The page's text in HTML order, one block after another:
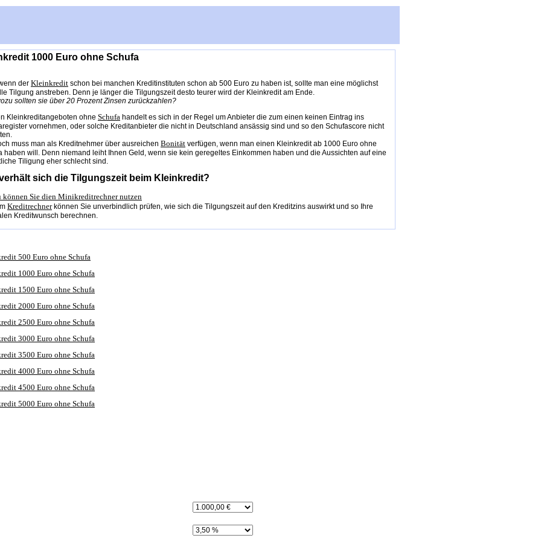
1000 Euro ohne Schufa
der Kleinkredit schon bei manchen Kreditinstituten schon ab 500 Euro zu haben ist, sollte man eine möglichst
Tilgung anstreben. Denn je länger die Tilgungszeit desto teurer wird der Kleinkredit am Ende.
sollten sie über 20 Prozent Zinsen zurückzahlen?
Kleinkreditangeboten ohne Schufa handelt es sich in der Regel um Anbieter die zum einen keinen Eintrag ins
vornehmen, oder solche Kreditanbieter die nicht in Deutschland ansässig sind und so den Schufascore nicht
muss man als Kreditnehmer über ausreichen Bonität verfügen, wenn man einen Kleinkredit ab 1000 Euro ohne
haben will. Denn niemand leiht Ihnen Geld, wenn sie kein geregeltes Einkommen haben und die Aussichten auf eine
Tiligung eher schlecht sind.
sich die Tilgungszeit beim Kleinkredit?
können Sie dien Minikreditrechner nutzen
Kreditrechnerkönnen Sie unverbindlich prüfen, wie sich die Tilgungszeit auf den Kreditzins auswirkt und so Ihre
Kreditwunsch berechnen.
500 Euro ohne Schufa
1000 Euro ohne Schufa
1500 Euro ohne Schufa
2000 Euro ohne Schufa
2500 Euro ohne Schufa
3000 Euro ohne Schufa
3500 Euro ohne Schufa
4000 Euro ohne Schufa
4500 Euro ohne Schufa
5000 Euro ohne Schufa